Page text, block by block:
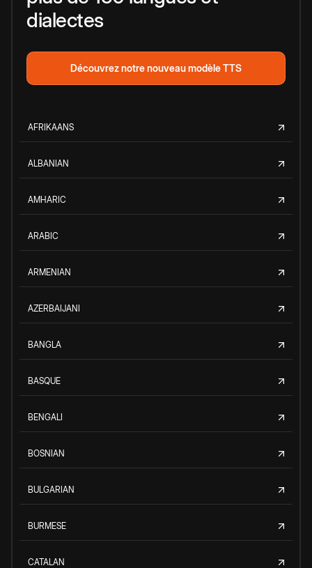
dialectes
Découvrez notre nouveau modèle TTS
AFRIKAANS
ALBANIAN
AMHARIC
ARABIC
ARMENIAN
AZERBAIJANI
BANGLA
BASQUE
BENGALI
BOSNIAN
BULGARIAN
BURMESE
CATALAN